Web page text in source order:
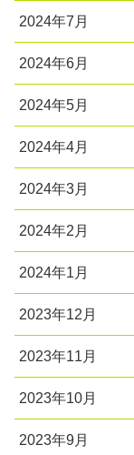
2024年7月
2024年6月
2024年5月
2024年4月
2024年3月
2024年2月
2024年1月
2023年12月
2023年11月
2023年10月
2023年9月